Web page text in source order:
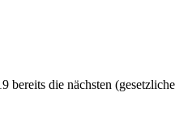
bereits die nächsten